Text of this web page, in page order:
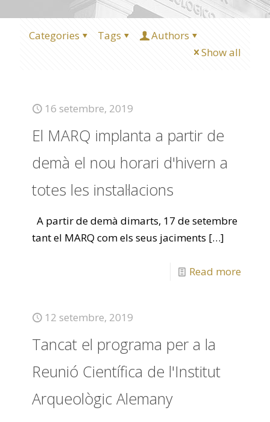
Categories Tags
Authors
Show all
16 setembre, 2019
El MARQ implanta a partir de
demà el nou horari d'hivern a
totes les instal·lacions
A partir de demà dimarts, 17 de setembre
tant el MARQ com els seus jaciments […]
Read more
12 setembre, 2019
Tancat el programa per a la
Reunió Científica de l'Institut
Arqueològic Alemany